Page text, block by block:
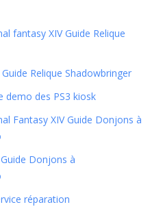
fantasy XIV Guide Relique
Relique Shadowbringer
demo des PS3 kiosk
Fantasy XIV Guide Donjons à
Donjons à
réparation